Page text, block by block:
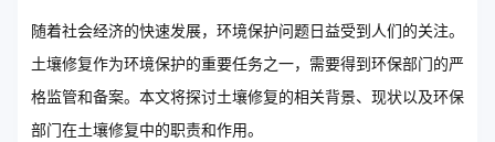
随着社会经济的快速发展，环境保护问题日益受到人们的关注。
土壤修复作为环境保护的重要任务之一，需要得到环保部门的严
格监管和备案。本文将探讨土壤修复的相关背景、现状以及环保
部门在土壤修复中的职责和作用。